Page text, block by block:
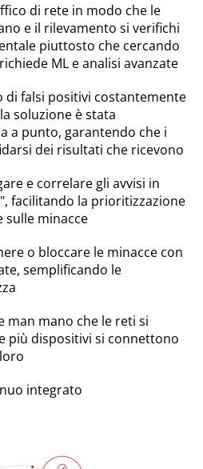
di rete in modo che le
e il rilevamento si verifichi
piuttosto che cercando
ML e analisi avanzate
di falsi positivi costantemente
soluzione è stata
a punto, garantendo che i
dei risultati che ricevono
e correlare gli avvisi in
facilitando la prioritizzazione
sulle minacce
o bloccare le minacce con
semplificando le
man mano che le reti si
più dispositivi si connettono
integrato